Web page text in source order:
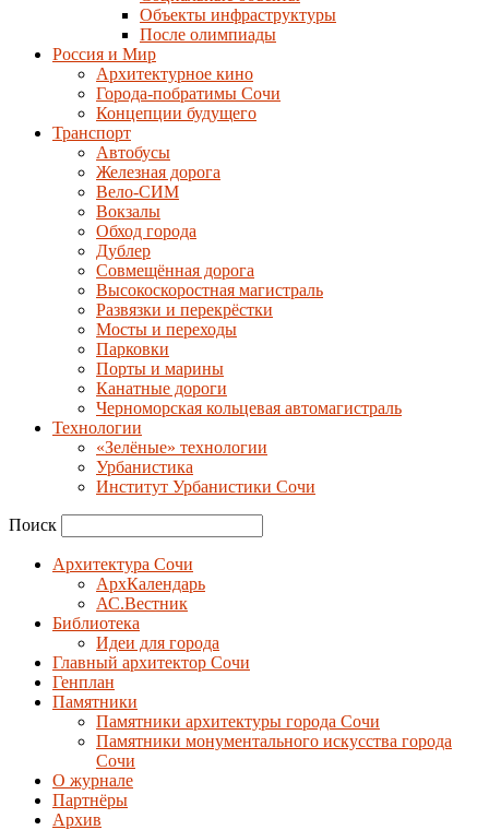
Объекты инфраструктуры
После олимпиады
Россия и Мир
Архитектурное кино
Города-побратимы Сочи
Концепции будущего
Транспорт
Автобусы
Железная дорога
Вело-СИМ
Вокзалы
Обход города
Дублер
Совмещённая дорога
Высокоскоростная магистраль
Развязки и перекрёстки
Мосты и переходы
Парковки
Порты и марины
Канатные дороги
Черноморская кольцевая автомагистраль
Технологии
«Зелёные» технологии
Урбанистика
Институт Урбанистики Сочи
Поиск
Архитектура Сочи
АрхКалендарь
АС.Вестник
Библиотека
Идеи для города
Главный архитектор Сочи
Генплан
Памятники
Памятники архитектуры города Сочи
Памятники монументального искусства города
Сочи
О журнале
Партнёры
Архив